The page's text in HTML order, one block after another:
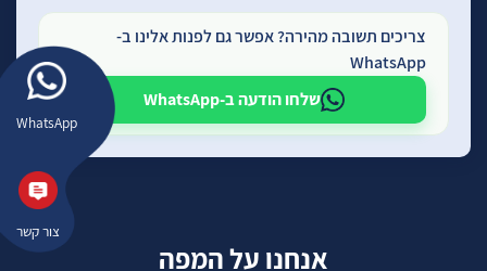
WhatsApp
צור קשר
צריכים תשובה מהירה? אפשר גם לפנות אלינו ב-
WhatsApp
שלחו הודעה ב-WhatsApp
אנחנו על המפה